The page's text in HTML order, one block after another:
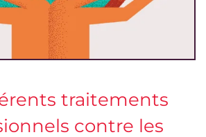
traitements
contre les